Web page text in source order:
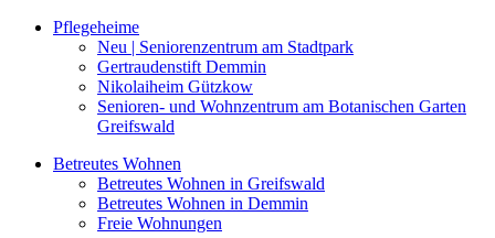
Pflegeheime
Neu | Seniorenzentrum am Stadtpark
Gertraudenstift Demmin
Nikolaiheim Gützkow
Senioren- und Wohnzentrum am Botanischen Garten
Greifswald
Betreutes Wohnen
Betreutes Wohnen in Greifswald
Betreutes Wohnen in Demmin
Freie Wohnungen